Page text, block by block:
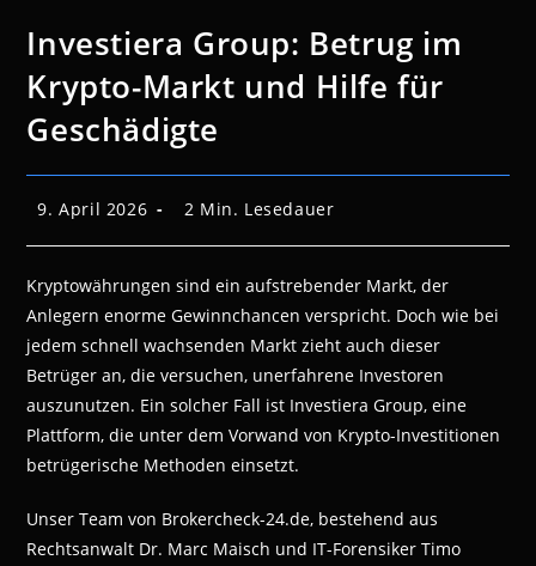
Investiera Group: Betrug im
Krypto-Markt und Hilfe für
Geschädigte
Beitrag
9. April 2026 Lesedauer:
2 Min. Lesedauer
Kryptowährungen sind ein aufstrebender Markt, der
Anlegern enorme Gewinnchancen verspricht. Doch wie bei
jedem schnell wachsenden Markt zieht auch dieser
Betrüger an, die versuchen, unerfahrene Investoren
auszunutzen. Ein solcher Fall ist Investiera Group, eine
Plattform, die unter dem Vorwand von Krypto-Investitionen
betrügerische Methoden einsetzt.
Unser Team von Brokercheck-24.de, bestehend aus
Rechtsanwalt Dr. Marc Maisch und IT-Forensiker Timo